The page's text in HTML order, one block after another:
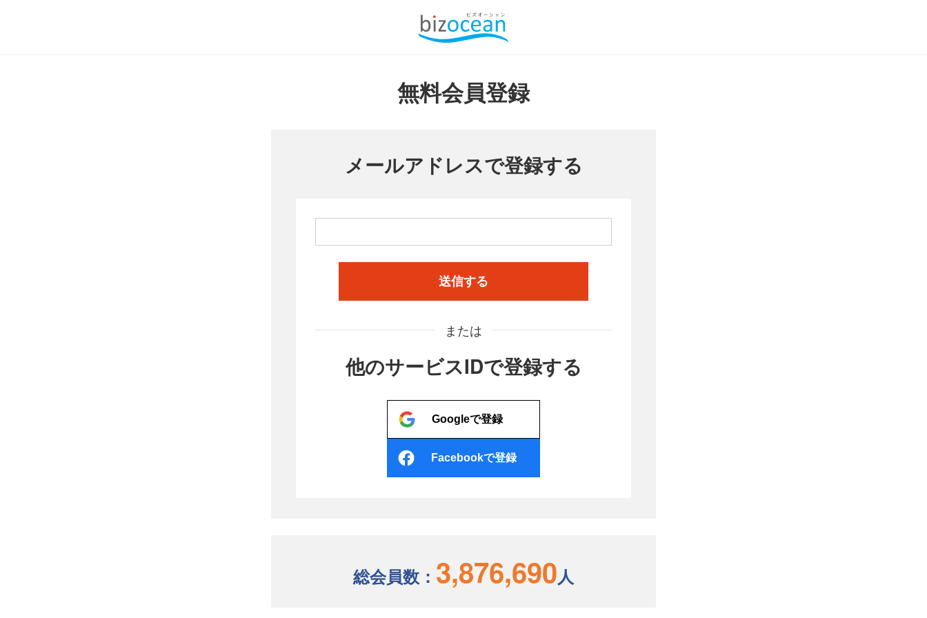
無料会員登録
メールアドレスで登録する
送信する
または
他のサービスIDで登録する
Googleで登録
Facebookで登録
総会員数： 3,876,690人